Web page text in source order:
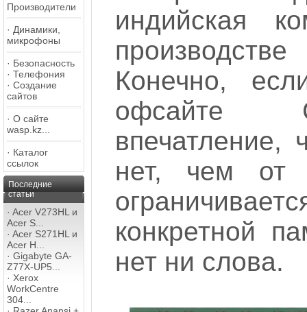
Производители
· Динамики,
микрофоны
· Безопасность
· Телефония
· Создание
сайтов
· О сайте
wasp.kz...
· Каталог
ссылок
Последние
статьи
· Acer V273HL и
Acer S...
· Acer S271HL и
Acer H...
· Gigabyte GA-
Z77X-UP5...
· Xerox
WorkCentre
304...
индийская
Конечно,
офсайте
впечатление,
нет, чем от
конкретной
нет ни слова.